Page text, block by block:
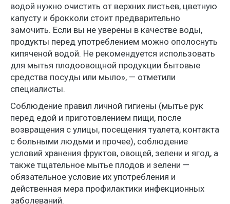
водой нужно очистить от верхних листьев, цветную
капусту и брокколи стоит предварительно
замочить. Если вы не уверены в качестве воды,
продукты перед употреблением можно ополоснуть
кипяченой водой. Не рекомендуется использовать
для мытья плодоовощной продукции бытовые
средства посуды или мыло», — отметили
специалисты.
Соблюдение правил личной гигиены (мытье рук
перед едой и приготовлением пищи, после
возвращения с улицы, посещения туалета, контакта
с больными людьми и прочее), соблюдение
условий хранения фруктов, овощей, зелени и ягод, а
также тщательное мытье плодов и зелени —
обязательное условие их употребления и
действенная мера профилактики инфекционных
заболеваний.